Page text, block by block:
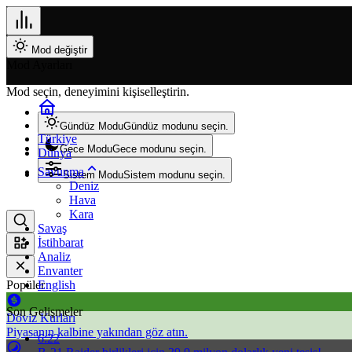
Mod değiştir
Mod seçin, deneyimini kişiselleştirin.
Gündüz ModuGündüz modunu seçin.
Gece ModuGece modunu seçin.
Sistem ModuSistem modunu seçin.
Popüler
Döviz Kurları
Piyasanın kalbine yakından göz atın.
Türkiye
Dünya
Savunma
Deniz
Hava
Kara
Savaş
İstihbarat
Analiz
Envanter
English
Son Gelişmeler
6:22